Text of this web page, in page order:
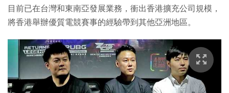
目前已在台灣和東南亞發展業務，衝出香港擴充公司規模，
將香港舉辦優質電競賽事的經驗帶到其他亞洲地區。